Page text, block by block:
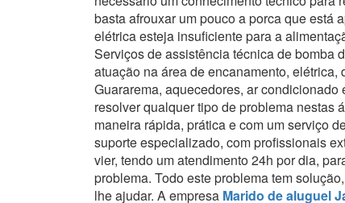
basta afrouxar um pouco a porca que está
elétrica esteja insuficiente para a
Serviços de assistência técnica de bomba
atuação na área de encanamento,
Guararema, aquecedores, ar
resolver qualquer tipo de problema nestas
maneira rápida, prática e com um serviço
suporte especializado, com profissionais
vier, tendo um atendimento 24h por dia,
problema. Todo este problema tem
lhe ajudar. A empresa Marido de aluguel